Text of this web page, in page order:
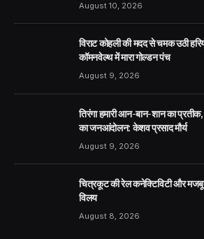
August 10, 2026
विराट कोहली की मदद से चमक उठी
कॉमनवेल्थ में मारा गोल्डन पंच
August 9, 2026
तिरंगा हमारी आन-बान-शान का प्रतीक,
का जनआंदोलन: केशव प्रसाद मौर्य
August 9, 2026
चित्रकूट की रेल कनेक्टिविटी और
विलय
August 8, 2026